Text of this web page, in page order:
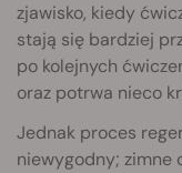
zjawisko, kiedy
stają się bardziej
po kolejnych
oraz potrwa nieco
Jednak proces
niewygodny; zimne